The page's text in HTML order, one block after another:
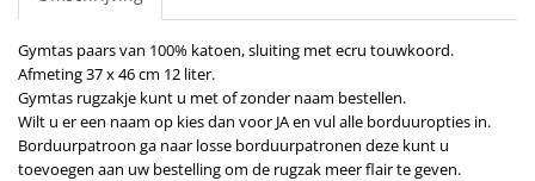
Gymtas paars van 100% katoen, sluiting met ecru touwkoord.
Afmeting 37 x 46 cm 12 liter.
Gymtas rugzakje kunt u met of zonder naam bestellen.
Wilt u er een naam op kies dan voor JA en vul alle borduuropties in.
Borduurpatroon ga naar losse borduurpatronen deze kunt u
toevoegen aan uw bestelling om de rugzak meer flair te geven.